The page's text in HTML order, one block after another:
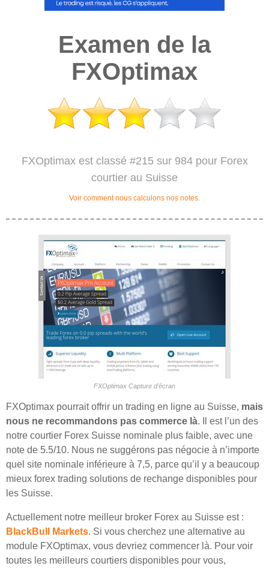
Examen de la
FXOptimax
FXOptimax est classé #215 sur 984 pour Forex
courtier au Suisse
Voir comment nous calculons nos notes.
FXOptimax Capture d'écran
FXOptimax pourrait offrir un trading en ligne au Suisse, mais
nous ne recommandons pas commerce là. Il est l’un des
notre courtier Forex Suisse nominale plus faible, avec une
note de 5.5/10. Nous ne suggérons pas négocie à n’importe
quel site nominale inférieure à 7,5, parce qu’il y a beaucoup
mieux forex trading solutions de rechange disponibles pour
les Suisse.
Actuellement notre meilleur broker Forex au Suisse est :
BlackBull Markets. Si vous cherchez une alternative au
module FXOptimax, vous devriez commencer là. Pour voir
toutes les meilleurs courtiers disponibles pour vous,